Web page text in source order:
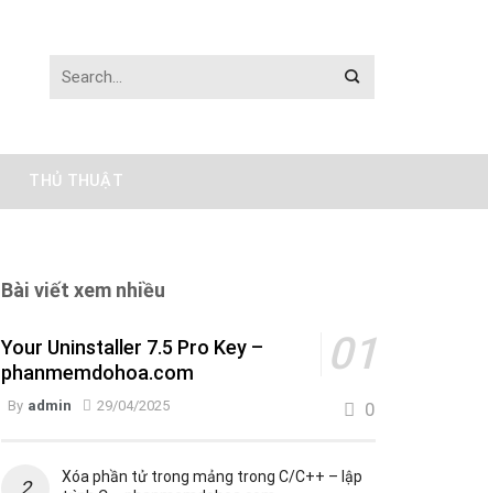
THỦ THUẬT
Bài viết xem nhiều
Your Uninstaller 7.5 Pro Key –
phanmemdohoa.com
By admin 29/04/2025 0
Xóa phần tử trong mảng trong C/C++ – lập